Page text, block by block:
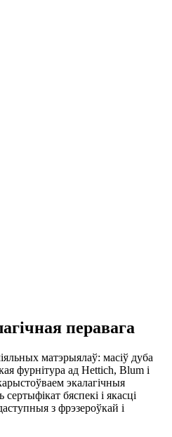
перавага
матэрыялаў: масіў дуба
фурнітура ад Hettich, Blum і
экалагічныя
бяспекі і якасці
з фрэзероўкай і